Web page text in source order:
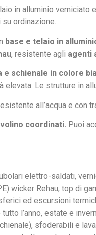
in alluminio
su ordinazione.
base e telaio in
, resistente agli agenti
e schienale in colore
elevata. Le strutture in
all’acqua e con
coordinati. Puoi
elettro-saldati,
wicker Rehau, top di
ed escursioni
l’anno, estate e
sfoderabili e